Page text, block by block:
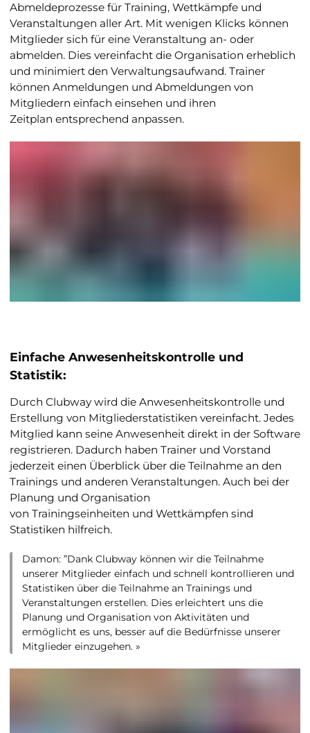
Abmeldeprozesse für Training, Wettkämpfe und
Veranstaltungen aller Art. Mit wenigen Klicks können
Mitglieder sich für eine Veranstaltung an- oder
abmelden. Dies vereinfacht die Organisation erheblich
und minimiert den Verwaltungsaufwand. Trainer
können Anmeldungen und Abmeldungen von
Mitgliedern einfach einsehen und ihren
Zeitplan entsprechend anpassen.
Einfache Anwesenheitskontrolle und
Statistik:
Durch Clubway wird die Anwesenheitskontrolle und
Erstellung von Mitgliederstatistiken vereinfacht. Jedes
Mitglied kann seine Anwesenheit direkt in der Software
registrieren. Dadurch haben Trainer und Vorstand
jederzeit einen Überblick über die Teilnahme an den
Trainings und anderen Veranstaltungen. Auch bei der
Planung und Organisation
von Trainingseinheiten und Wettkämpfen sind
Statistiken hilfreich.
Damon: ”Dank Clubway können wir die Teilnahme
unserer Mitglieder einfach und schnell kontrollieren und
Statistiken über die Teilnahme an Trainings und
Veranstaltungen erstellen. Dies erleichtert uns die
Planung und Organisation von Aktivitäten und
ermöglicht es uns, besser auf die Bedürfnisse unserer
Mitglieder einzugehen. »